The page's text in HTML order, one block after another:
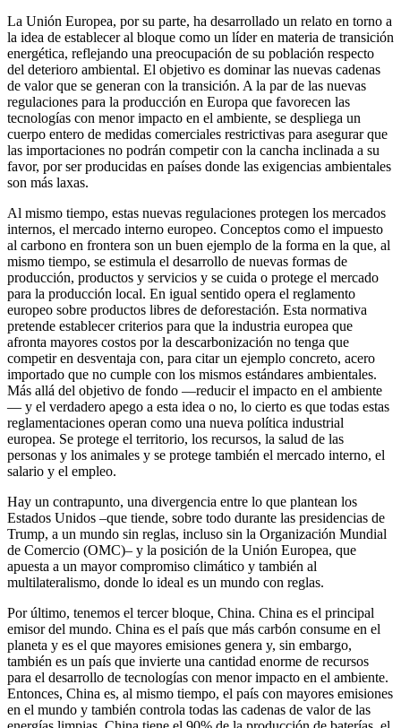
La Unión Europea, por su parte, ha desarrollado un relato en torno a
la idea de establecer al bloque como un líder en materia de transición
energética, reflejando una preocupación de su población respecto
del deterioro ambiental. El objetivo es dominar las nuevas cadenas
de valor que se generan con la transición. A la par de las nuevas
regulaciones para la producción en Europa que favorecen las
tecnologías con menor impacto en el ambiente, se despliega un
cuerpo entero de medidas comerciales restrictivas para asegurar que
las importaciones no podrán competir con la cancha inclinada a su
favor, por ser producidas en países donde las exigencias ambientales
son más laxas.
Al mismo tiempo, estas nuevas regulaciones protegen los mercados
internos, el mercado interno europeo. Conceptos como el impuesto
al carbono en frontera son un buen ejemplo de la forma en la que, al
mismo tiempo, se estimula el desarrollo de nuevas formas de
producción, productos y servicios y se cuida o protege el mercado
para la producción local. En igual sentido opera el reglamento
europeo sobre productos libres de deforestación. Esta normativa
pretende establecer criterios para que la industria europea que
afronta mayores costos por la descarbonización no tenga que
competir en desventaja con, para citar un ejemplo concreto, acero
importado que no cumple con los mismos estándares ambientales.
Más allá del objetivo de fondo —reducir el impacto en el ambiente
— y el verdadero apego a esta idea o no, lo cierto es que todas estas
reglamentaciones operan como una nueva política industrial
europea. Se protege el territorio, los recursos, la salud de las
personas y los animales y se protege también el mercado interno, el
salario y el empleo.
Hay un contrapunto, una divergencia entre lo que plantean los
Estados Unidos –que tiende, sobre todo durante las presidencias de
Trump, a un mundo sin reglas, incluso sin la Organización Mundial
de Comercio (OMC)– y la posición de la Unión Europea, que
apuesta a un mayor compromiso climático y también al
multilateralismo, donde lo ideal es un mundo con reglas.
Por último, tenemos el tercer bloque, China. China es el principal
emisor del mundo. China es el país que más carbón consume en el
planeta y es el que mayores emisiones genera y, sin embargo,
también es un país que invierte una cantidad enorme de recursos
para el desarrollo de tecnologías con menor impacto en el ambiente.
Entonces, China es, al mismo tiempo, el país con mayores emisiones
en el mundo y también controla todas las cadenas de valor de las